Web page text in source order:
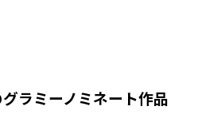
ラミーノミネート作品